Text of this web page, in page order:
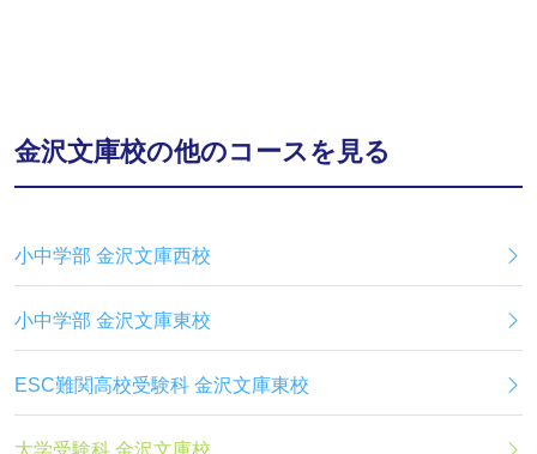
金沢文庫校の他のコースを見る
小中学部 金沢文庫西校
小中学部 金沢文庫東校
ESC難関高校受験科 金沢文庫東校
大学受験科 金沢文庫校